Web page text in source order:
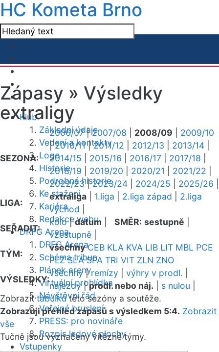
HC Kometa Brno
Klub
Základní údaje
Vedení a kontakty
Logo
Historie
Podrobná historie
Ke stažení
Kariéra
Redakce webu
DRFG Arena
DRFG Arena
Schéma tribun
Plánek areny
Virtuální prohlídka
Návštěvní řád
Veřejné bruslení
PRESS: pro novináře
Rozpis ledové plochy
Vstupenky
Zápasy » Výsledky
extraligy
SEZONA:
2006/07|2007/08 2008/09
2009/10
|2010/11|2011/12 2012/13 2013/14
2014/15
2015/16 2016/17 2017/18
2018/19
2019/20 2020/21 2021/22
2022/23|2023/24 2024/25 2025/26
LIGA:
extraliga 1.liga 2.liga západ
2.liga
východ
SEŘADIT:
kolo|datum SMĚR: sestupně
vzestupně
TÝM:
všechny CEB KLA KVA LIB LIT MBL PCE
PLZ SLA SPA TRI VIT ZLN ZNO
VÝSLEDKY:
všechny|remízy výhry v prodl.
nájezdy|prodl. nebo náj. s nulou
Zobrazittabulkutéto sezóny a soutěže.
Zobrazuji přehled zápasů s výsledkem 5:4. Zobrazit
vše
Tučně jsou vyznačeny vítězné týmy.